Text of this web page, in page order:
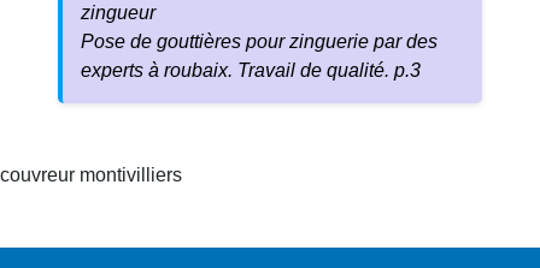
zingueur
Pose de gouttières pour zinguerie par des
experts à roubaix. Travail de qualité. p.3
couvreur montivilliers